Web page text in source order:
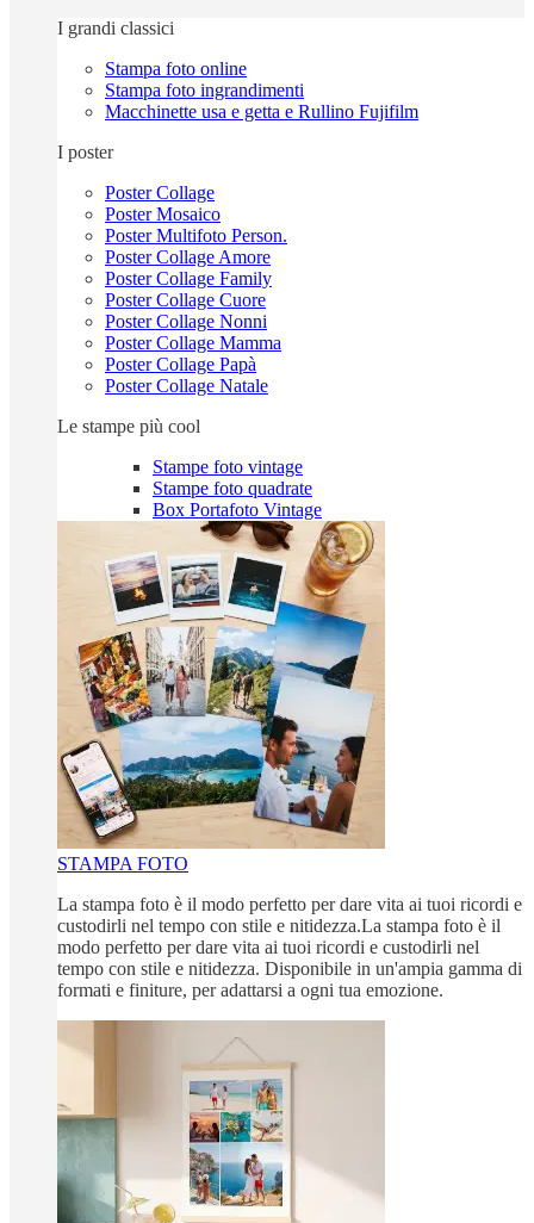
I grandi classici
Stampa foto online
Stampa foto ingrandimenti
Macchinette usa e getta e Rullino Fujifilm
I poster
Poster Collage
Poster Mosaico
Poster Multifoto Person.
Poster Collage Amore
Poster Collage Family
Poster Collage Cuore
Poster Collage Nonni
Poster Collage Mamma
Poster Collage Papà
Poster Collage Natale
Le stampe più cool
Stampe foto vintage
Stampe foto quadrate
Box Portafoto Vintage
STAMPA FOTO
La stampa foto è il modo perfetto per dare vita ai tuoi ricordi e
custodirli nel tempo con stile e nitidezza.La stampa foto è il
modo perfetto per dare vita ai tuoi ricordi e custodirli nel
tempo con stile e nitidezza. Disponibile in un'ampia gamma di
formati e finiture, per adattarsi a ogni tua emozione.